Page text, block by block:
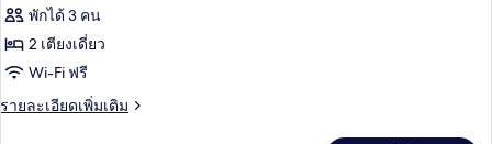
เตียง
(Roll-
In
Shower)
ห้อง
พา
โน
รา
พักได้ 3 คน
2 เตียงเดี่ยว
Wi-Fi ฟรี
รายละเอียดเพิ่มเติม
ราย